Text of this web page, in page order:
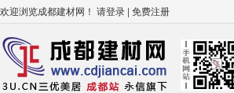
欢迎浏览成都建材网！ 请登录 | 免费注册